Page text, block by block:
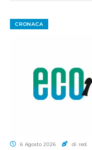
CRONACA
6 Agosto 2026 di red.